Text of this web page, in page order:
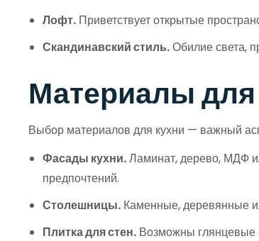
Лофт. Приветствует открытые
Скандинавский стиль.Обилие света,
Материалы для
Выбор материалов для кухни — важный
Фасады кухни.Ламинат, дерево, МДФ
предпочтений.
Столешницы. Каменные, деревянные
Плитка для стен. Возможны глянцевые